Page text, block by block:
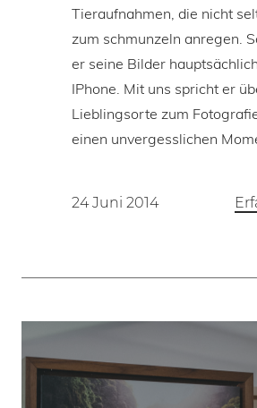
Tieraufnahmen, die nicht
zum schmunzeln anregen.
er seine Bilder
IPhone. Mit uns spricht er
Lieblingsorte zum
einen unvergesslichen
24 Juni 2014